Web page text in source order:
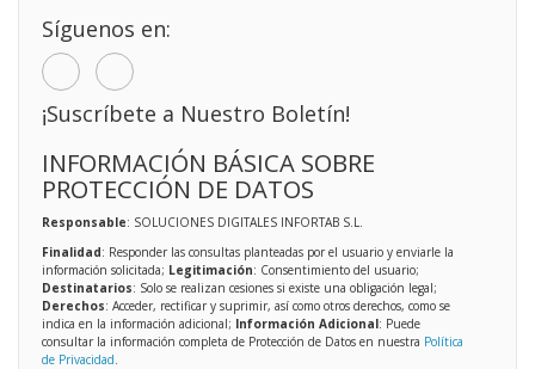
Síguenos en:
¡Suscríbete a Nuestro Boletín!
INFORMACIÓN BÁSICA SOBRE
PROTECCIÓN DE DATOS
Responsable: SOLUCIONES DIGITALES INFORTAB S.L.
Finalidad: Responder las consultas planteadas por el usuario y enviarle la
información solicitada; Legitimación: Consentimiento del usuario;
Destinatarios: Solo se realizan cesiones si existe una obligación legal;
Derechos: Acceder, rectificar y suprimir, así como otros derechos, como se
indica en la información adicional; Información Adicional: Puede
consultar la información completa de Protección de Datos en nuestra Política
de Privacidad.